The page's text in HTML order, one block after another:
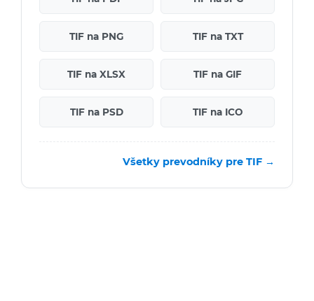
TIF na PNG TIF na TXT
TIF na XLSX TIF na GIF
TIF na PSD TIF na ICO
Všetky prevodníky pre TIF →